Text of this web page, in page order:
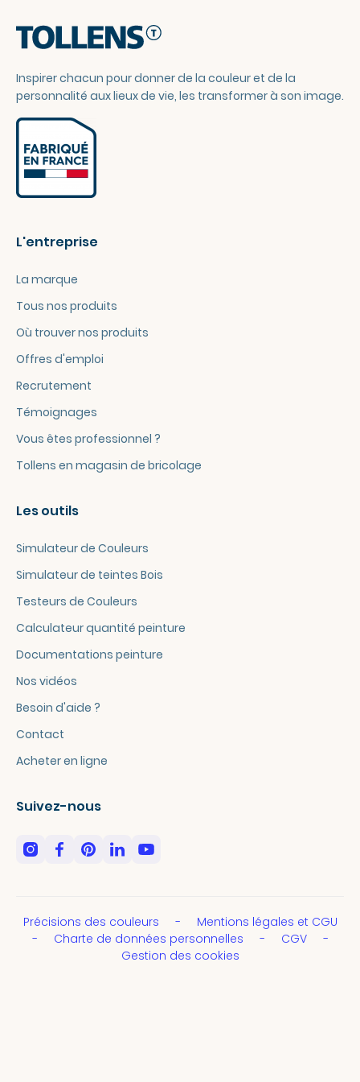
Inspirer chacun pour donner de la couleur et de la
personnalité aux lieux de vie, les transformer à son image.
L'entreprise
La marque
Tous nos produits
Où trouver nos produits
Offres d'emploi
Recrutement
Témoignages
Vous êtes professionnel ?
Tollens en magasin de bricolage
Les outils
Simulateur de Couleurs
Simulateur de teintes Bois
Testeurs de Couleurs
Calculateur quantité peinture
Documentations peinture
Nos vidéos
Besoin d'aide ?
Contact
Acheter en ligne
Suivez-nous
Précisions des couleurs
Mentions légales et CGU
Charte de données personnelles
CGV
Gestion des cookies